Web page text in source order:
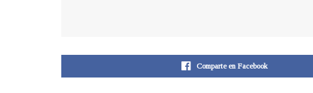
Comparte en Facebook